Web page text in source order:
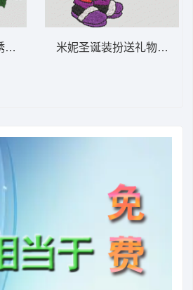
图案 复古缝纫玫瑰-DST
米妮圣诞装扮送礼物 米妮